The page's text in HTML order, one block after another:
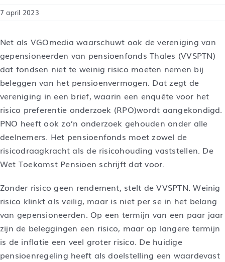
7 april 2023
Net als VGOmedia waarschuwt ook de vereniging van
gepensioneerden van pensioenfonds Thales (VVSPTN)
dat fondsen niet te weinig risico moeten nemen bij
beleggen van het pensioenvermogen. Dat zegt de
vereniging in een brief, waarin een enquête voor het
risico preferentie onderzoek (RPO)wordt aangekondigd.
PNO heeft ook zo’n onderzoek gehouden onder alle
deelnemers. Het pensioenfonds moet zowel de
risicodraagkracht als de risicohouding vaststellen. De
Wet Toekomst Pensioen schrijft dat voor.
Zonder risico geen rendement, stelt de VVSPTN. Weinig
risico klinkt als veilig, maar is niet per se in het belang
van gepensioneerden. Op een termijn van een paar jaar
zijn de beleggingen een risico, maar op langere termijn
is de inflatie een veel groter risico. De huidige
pensioenregeling heeft als doelstelling een waardevast